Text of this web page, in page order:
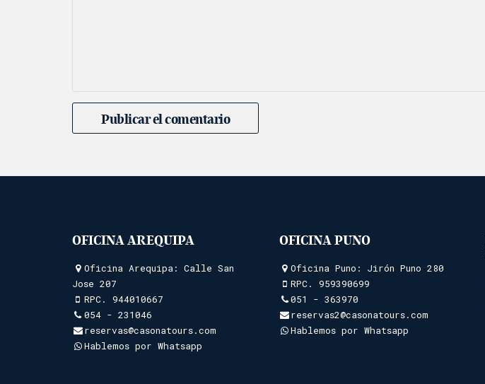
OFICINA AREQUIPA
Oficina Arequipa: Calle San
Jose 207
RPC. 944010667
054 - 231046
reservas@casonatours.com
Hablemos por Whatsapp
OFICINA PUNO
Oficina Puno: Jirón Puno 280
RPC.959390699
051 - 363970
reservas2@casonatours.com
Hablemos por Whatsapp